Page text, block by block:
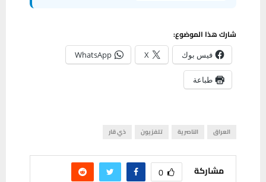
شارك هذا الموضوع:
فيس بوك X
WhatsApp
طباعة
العراق الناصرية تلفزيون ذي قار
مشاركة 0